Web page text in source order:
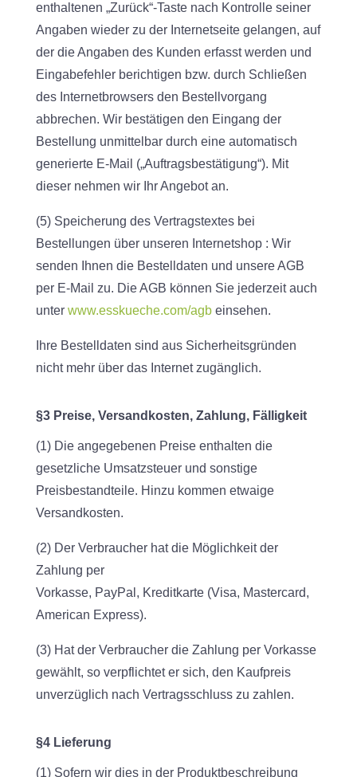
enthaltenen „Zurück“-Taste nach Kontrolle seiner
Angaben wieder zu der Internetseite gelangen, auf
der die Angaben des Kunden erfasst werden und
Eingabefehler berichtigen bzw. durch Schließen
des Internetbrowsers den Bestellvorgang
abbrechen. Wir bestätigen den Eingang der
Bestellung unmittelbar durch eine automatisch
generierte E-Mail („Auftragsbestätigung“). Mit
dieser nehmen wir Ihr Angebot an.
(5) Speicherung des Vertragstextes bei
Bestellungen über unseren Internetshop : Wir
senden Ihnen die Bestelldaten und unsere AGB
per E-Mail zu. Die AGB können Sie jederzeit auch
unter www.esskueche.com/agbeinsehen.
Ihre Bestelldaten sind aus Sicherheitsgründen
nicht mehr über das Internet zugänglich.
§3 Preise, Versandkosten, Zahlung, Fälligkeit
(1) Die angegebenen Preise enthalten die
gesetzliche Umsatzsteuer und sonstige
Preisbestandteile. Hinzu kommen etwaige
Versandkosten.
(2) Der Verbraucher hat die Möglichkeit der
Zahlung per
Vorkasse, PayPal, Kreditkarte (Visa, Mastercard,
American Express).
(3) Hat der Verbraucher die Zahlung per Vorkasse
gewählt, so verpflichtet er sich, den Kaufpreis
unverzüglich nach Vertragsschluss zu zahlen.
§4 Lieferung
(1) Sofern wir dies in der Produktbeschreibung